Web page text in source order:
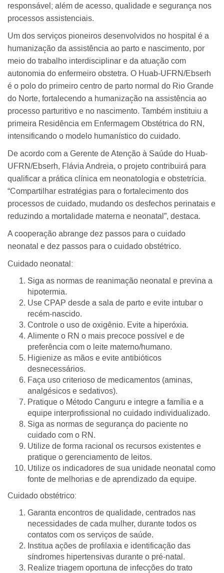
responsável; além de acesso, qualidade e segurança nos
processos assistenciais.
Um dos serviços pioneiros desenvolvidos no hospital é a
humanização da assistência ao parto e nascimento, por
meio do trabalho interdisciplinar e da atuação com
autonomia do enfermeiro obstetra. O Huab-UFRN/Ebserh
é o polo do primeiro centro de parto normal do Rio Grande
do Norte, fortalecendo a humanização na assistência ao
processo parturitivo e no nascimento. Também instituiu a
primeira Residência em Enfermagem Obstétrica do RN,
intensificando o modelo humanístico do cuidado.
De acordo com a Gerente de Atenção à Saúde do Huab-
UFRN/Ebserh, Flávia Andreia, o projeto contribuirá para
qualificar a prática clínica em neonatologia e obstetrícia.
“Compartilhar estratégias para o fortalecimento dos
processos de cuidado, mudando os desfechos perinatais e
reduzindo a mortalidade materna e neonatal”, destaca.
A cooperação abrange dez passos para o cuidado
neonatal e dez passos para o cuidado obstétrico.
Cuidado neonatal:
Siga as normas de reanimação neonatal e previna a
hipotermia.
Use CPAP desde a sala de parto e evite intubar o
recém-nascido.
Controle o uso de oxigênio. Evite a hiperóxia.
Alimente o RN o mais precoce possível e de
preferência com o leite materno/humano.
Higienize as mãos e evite antibióticos
desnecessários.
Faça uso criterioso de medicamentos (aminas,
analgésicos e sedativos).
Pratique o Método Canguru e integre a família e a
equipe interprofissional no cuidado individualizado.
Siga as normas de segurança do paciente no
cuidado com o RN.
Utilize de forma racional os recursos existentes e
pratique o gerenciamento de leitos.
Utilize os indicadores de sua unidade neonatal como
fonte de melhorias e de aprendizado da equipe.
Cuidado obstétrico:
Garanta encontros de qualidade, centrados nas
necessidades de cada mulher, durante todos os
contatos com os serviços de saúde.
Institua ações de profilaxia e identificação das
síndromes hipertensivas durante o pré-natal.
Realize triagem oportuna de infecções do trato